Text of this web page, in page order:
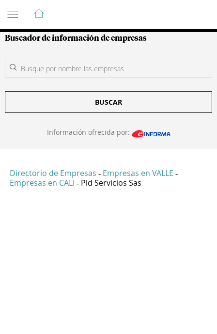
Guía de Empresas Colombianas
Buscador de información de empresas
BUSCAR
Información ofrecida por:
Directorio de Empresas - Empresas en VALLE -
Empresas en CALI - Pld Servicios Sas